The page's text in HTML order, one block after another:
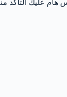
عليك التأكد